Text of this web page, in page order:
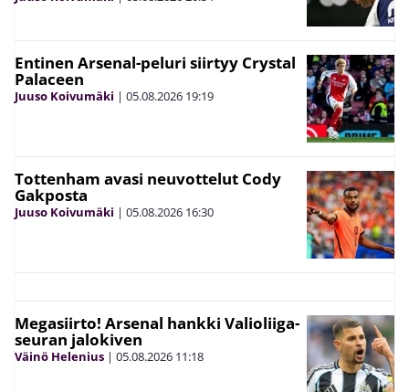
Entinen Arsenal-peluri siirtyy Crystal
Palaceen
Juuso Koivumäki | 05.08.2026 19:19
Tottenham avasi neuvottelut Cody
Gakposta
Juuso Koivumäki | 05.08.2026 16:30
Megasiirto! Arsenal hankki Valioliiga-
seuran jalokiven
Väinö Helenius | 05.08.2026 11:18